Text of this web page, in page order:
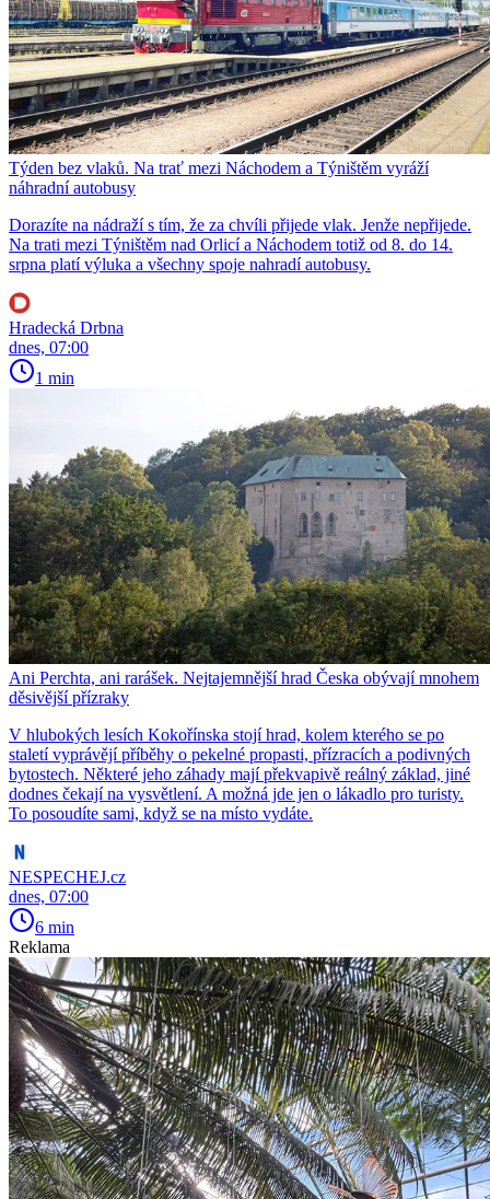
Týden bez vlaků. Na trať mezi Náchodem a Týništěm vyráží
náhradní autobusy
Dorazíte na nádraží s tím, že za chvíli přijede vlak. Jenže nepřijede.
Na trati mezi Týništěm nad Orlicí a Náchodem totiž od 8. do 14.
srpna platí výluka a všechny spoje nahradí autobusy.
Hradecká Drbna
dnes, 07:00
1 min
Ani Perchta, ani rarášek. Nejtajemnější hrad Česka obývají mnohem
děsivější přízraky
V hlubokých lesích Kokořínska stojí hrad, kolem kterého se po
staletí vyprávějí příběhy o pekelné propasti, přízracích a podivných
bytostech. Některé jeho záhady mají překvapivě reálný základ, jiné
dodnes čekají na vysvětlení. A možná jde jen o lákadlo pro turisty.
To posoudíte sami, když se na místo vydáte.
NESPECHEJ.cz
dnes, 07:00
6 min
Reklama